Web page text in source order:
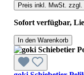
Preis inkl. MwSt. zzgl.
Sofort verfügbar,
In den Warenkorb